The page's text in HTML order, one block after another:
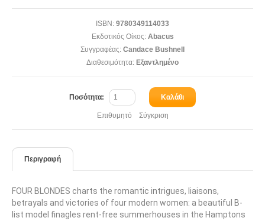
ISBN: 9780349114033
Εκδοτικός Οίκος: Abacus
Συγγραφέας: Candace Bushnell
Διαθεσιμότητα: Εξαντλημένο
Ποσότητα: Καλάθι
Επιθυμητό Σύγκριση
Περιγραφή
FOUR BLONDES charts the romantic intrigues, liaisons,
betrayals and victories of four modern women: a beautiful B-
list model finagles rent-free summerhouses in the Hamptons